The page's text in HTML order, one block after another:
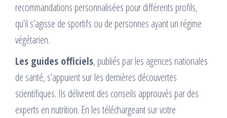
recommandations personnalisées pour différents profils,
qu’il s’agisse de sportifs ou de personnes ayant un régime
végétarien.
Les guides officiels, publiés par les agences nationales
de santé, s’appuient sur les dernières découvertes
scientifiques. Ils délivrent des conseils approuvés par des
experts en nutrition. En les téléchargeant sur votre